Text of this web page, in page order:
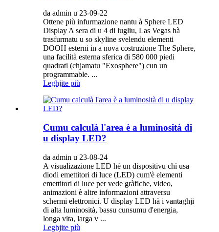
da admin u 23-09-22
Ottene più infurmazione nantu à Sphere LED
Display A sera di u 4 di lugliu, Las Vegas hà
trasfurmatu u so skyline svelendu elementi
DOOH esterni in a nova costruzione The Sphere,
una facilità esterna sferica di 580 000 piedi
quadrati (chjamatu "Exosphere") cun un
programmable. ...
Leghjite più
Cumu calculà l'area è a luminosità di
u display LED?
da admin u 23-08-24
A visualizazione LED hè un dispositivu chì usa
diodi emettitori di luce (LED) cum'è elementi
emettitori di luce per vede gràfiche, video,
animazioni è altre informazioni attraversu
schermi elettronici. U display LED hà i vantaghji
di alta luminosità, bassu cunsumu d'energia,
longa vita, larga v ...
Leghjite più